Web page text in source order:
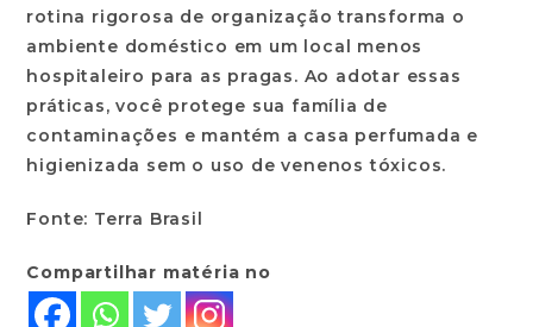
rotina rigorosa de organização transforma o
ambiente doméstico em um local menos
hospitaleiro para as pragas. Ao adotar essas
práticas, você protege sua família de
contaminações e mantém a casa perfumada e
higienizada sem o uso de venenos tóxicos.
Fonte: Terra Brasil
Compartilhar matéria no